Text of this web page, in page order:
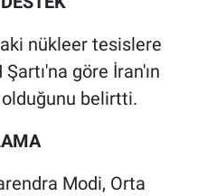
nükleer tesislere
Şartı'na göre İran'ın
belirtti.
Modi, Orta